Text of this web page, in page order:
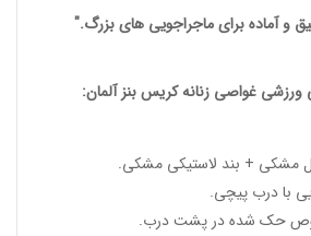
و آماده برای ماجراجویی های بزرگ."
غواصی زنانهکریس بنز آلمان:
+ بند لاستیکی مشکی.
با درب پیچی.
حک شده در پشت درب.